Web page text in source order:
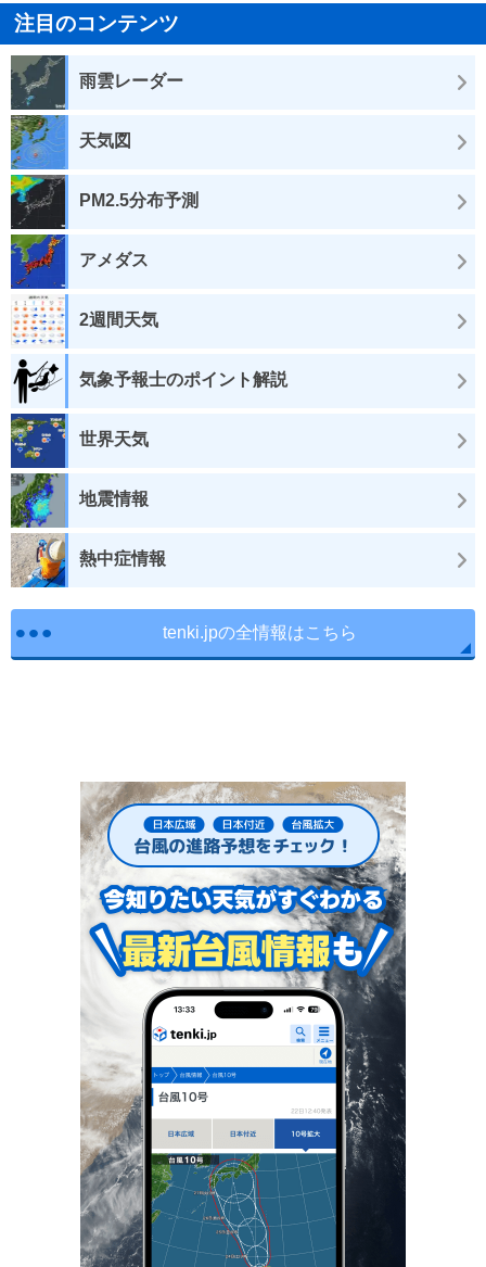
注目のコンテンツ
雨雲レーダー
天気図
PM2.5分布予測
アメダス
2週間天気
気象予報士のポイント解説
世界天気
地震情報
熱中症情報
tenki.jpの全情報はこちら